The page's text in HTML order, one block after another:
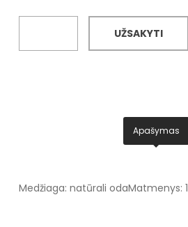
UŽSAKYTI
Apašymas
Medžiaga: natūrali odaMatmenys: